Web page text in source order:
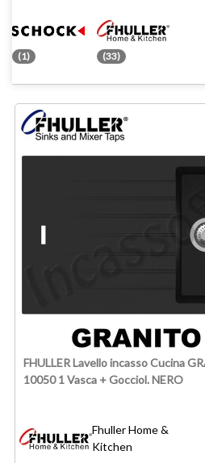
(1) (33)
FHULLER Lavello incasso Cucina
10050 1 Vasca + Gocciol. NERO
Fhuller Home &
Kitchen